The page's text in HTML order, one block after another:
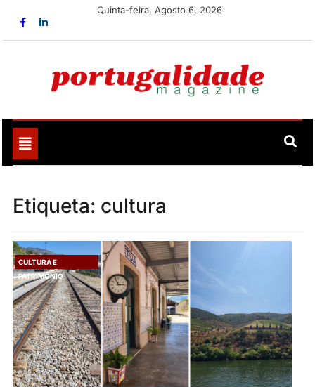
Quinta-feira, Agosto 6, 2026
Portugalidade
Toggle
navigation
Etiqueta: cultura
CULTURA E
PATRIMÓNIO